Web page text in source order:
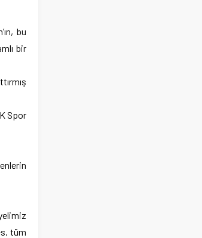
bu
bir
Spor
tüm